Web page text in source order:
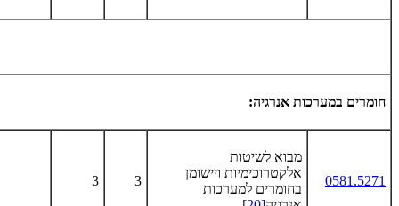
חומרים במערכות אנרגיה:
0581.5271
מבוא לשיטות
אלקטרוכימיות ויישומן
בחומרים למערכות
3
3